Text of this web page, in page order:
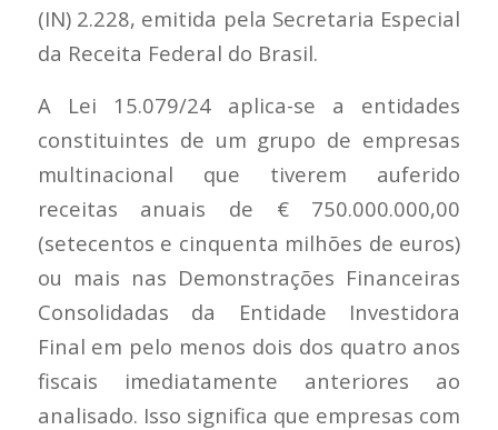
(IN) 2.228, emitida pela Secretaria Especial
da Receita Federal do Brasil.
A Lei 15.079/24 aplica-se a entidades
constituintes de um grupo de empresas
multinacional que tiverem auferido
receitas anuais de € 750.000.000,00
(setecentos e cinquenta milhões de euros)
ou mais nas Demonstrações Financeiras
Consolidadas da Entidade Investidora
Final em pelo menos dois dos quatro anos
fiscais imediatamente anteriores ao
analisado. Isso significa que empresas com